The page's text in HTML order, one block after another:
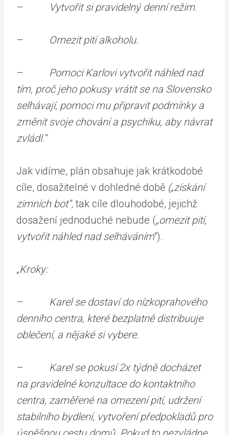
– Vytvořit si pravidelný denní režim.
– Omezit pití alkoholu.
– Pomoci Karlovi vytvořit náhled nad
tím, proč jeho pokusy vrátit se na Slovensko
selhávají, pomoci mu připravit podmínky a
změnit svoje chování a psychiku, aby návrat
zvládl.“
Jak vidíme, plán obsahuje jak krátkodobé
cíle, dosažitelné v dohledné době („získání
zimních bot“, tak cíle dlouhodobé, jejichž
dosažení jednoduché nebude („omezit pití,
vytvořit náhled nad selháváním“).
„Kroky:
– Karel se dostaví do nízkoprahového
denního centra, které bezplatně distribuuje
oblečení, a nějaké si vybere.
– Karel se pokusí 2x týdně docházet
na pravidelné konzultace do kontaktního
centra, zaměřené na omezení pití, udržení
stabilního bydlení, vytvoření předpokladů pro